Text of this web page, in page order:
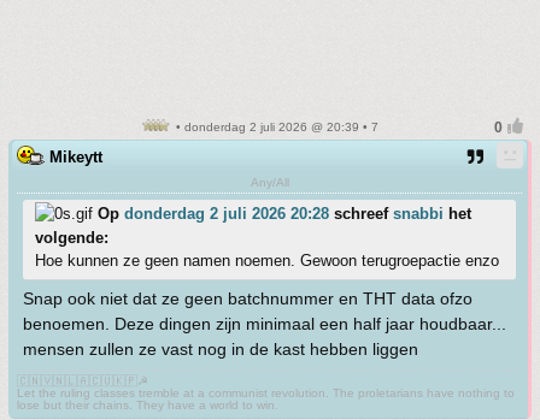
• donderdag 2 juli 2026 @ 20:39 • 7
Mikeytt
Any/All
Op donderdag 2 juli 2026 20:28 schreef snabbi het
volgende:
Hoe kunnen ze geen namen noemen. Gewoon terugroepactie enzo
Snap ook niet dat ze geen batchnummer en THT data ofzo
benoemen. Deze dingen zijn minimaal een half jaar houdbaar...
mensen zullen ze vast nog in de kast hebben liggen
🇨🇳🇻🇳🇱🇦🇨🇺🇰🇵☭
Let the ruling classes tremble at a communist revolution. The proletarians have nothing to
lose but their chains. They have a world to win.